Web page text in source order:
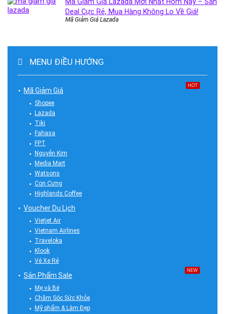
Mã Giảm Giá Lazada Mới Nhất Hôm Nay – Săn
Deal Cực Rẻ, Mua Hàng Không Lo Về Giá!
Mã Giảm Giá Lazada
MENU ĐIỀU HƯỚNG
Mã Giảm Giá
HOT
Shopee
Lazada
Tiki
Fahasa
FPT
Nguyễn Kim
Media Mart
Watsons
Con Cưng
Highlands Coffee
Voucher Du Lịch
Vietjet Air
Vietnam Airlines
Traveloka
Klook
Vé Xe Rẻ
Sản Phẩm Sale
NEW
Mẹ và Bé
Chăm Sóc Sức Khỏe
Mỹ phẩm & Làm Đẹp